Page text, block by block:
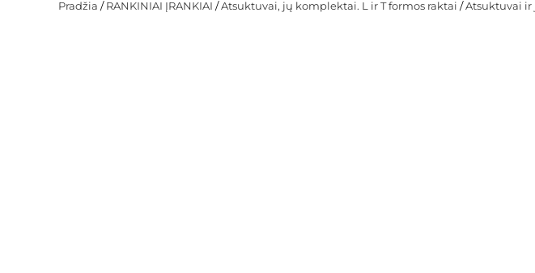
Pradžia /RANKINIAI ĮRANKIAI /Atsuktuvai, jų komplektai. L ir T formos raktai /Atsuktuvai